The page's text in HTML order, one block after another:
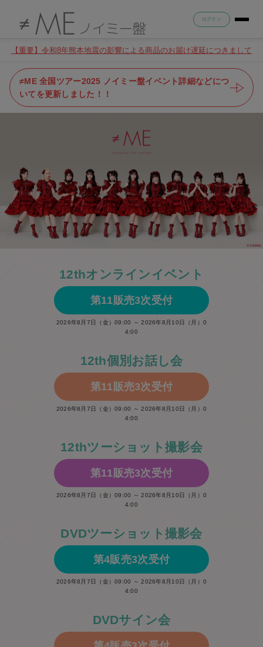
ログイン
【重要】令和8年熊本地震の影響による商品のお届け遅延につきまして
≠ME 全国ツアー2025 ノイミー盤イベント詳細などにつ
いてを更新しました！！
12thオンラインイベント
第11販売3次受付
2026年8月7日（金）09:00 ～ 2026年8月10日（月）0
4:00
12th個別お話し会
第11販売3次受付
2026年8月7日（金）09:00 ～ 2026年8月10日（月）0
4:00
12thツーショット撮影会
第11販売3次受付
2026年8月7日（金）09:00 ～ 2026年8月10日（月）0
4:00
DVDツーショット撮影会
第4販売3次受付
2026年8月7日（金）09:00 ～ 2026年8月10日（月）0
4:00
DVDサイン会